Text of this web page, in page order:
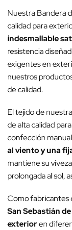
Nuestra Bandera
calidad para
indesmallable
resistencia
exigentes en
nuestros
de calidad.
El tejido de
de alta calidad
confección
al viento y una
mantiene su
prolongada al sol,
Como fabricantes
San Sebastián
exterioren